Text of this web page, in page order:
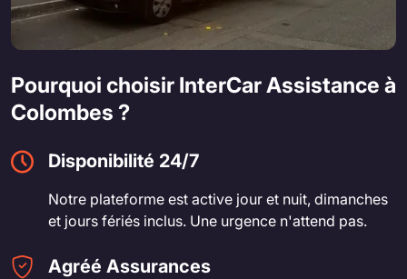
Pourquoi choisir InterCar Assistance à
Colombes ?
Disponibilité 24/7
Notre plateforme est active jour et nuit, dimanches
et jours fériés inclus. Une urgence n'attend pas.
Agréé Assurances